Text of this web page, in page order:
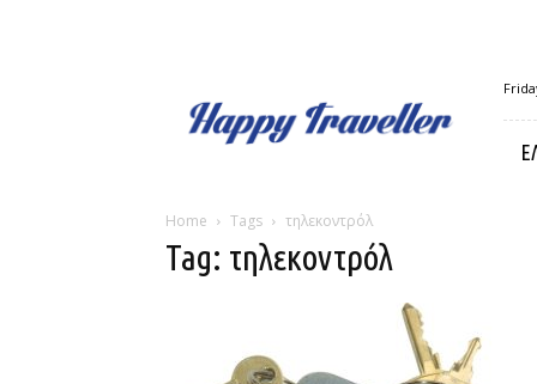
Traveller
Home Tags τηλεκοντρόλ
Tag: τηλεκοντρόλ